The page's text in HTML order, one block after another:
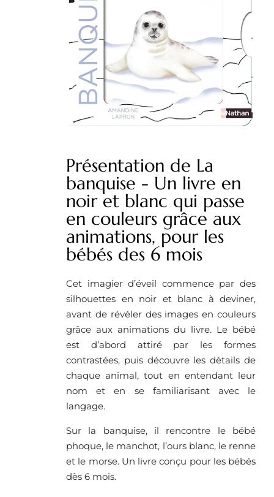
Présentation de La
banquise - Un livre en
noir et blanc qui passe
en couleurs grâce aux
animations, pour les
bébés des 6 mois
Cet imagier d’éveil commence par des
silhouettes en noir et blanc à deviner,
avant de révéler des images en couleurs
grâce aux animations du livre. Le bébé
est d’abord attiré par les formes
contrastées, puis découvre les détails de
chaque animal, tout en entendant leur
nom et en se familiarisant avec le
langage.
Sur la banquise, il rencontre le bébé
phoque, le manchot, l’ours blanc, le renne
et le morse. Un livre conçu pour les bébés
dès 6 mois.